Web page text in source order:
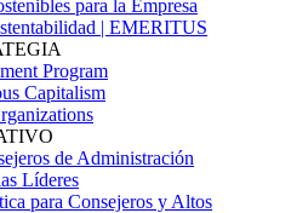
para la Empresa
| EMERITUS
Program
Capitalism
de Administración
Líderes
para Consejeros y Altos